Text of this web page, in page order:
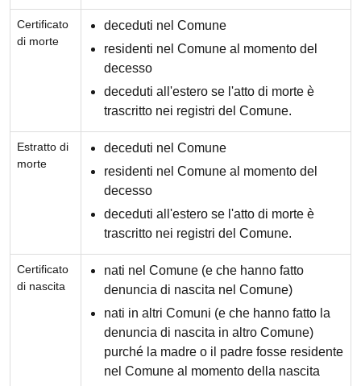
Certificato
di morte
deceduti nel Comune
residenti nel Comune al momento del
decesso
deceduti all'estero se l'atto di morte è
trascritto nei registri del Comune.
Estratto di
morte
deceduti nel Comune
residenti nel Comune al momento del
decesso
deceduti all'estero se l'atto di morte è
trascritto nei registri del Comune.
Certificato
di nascita
nati nel Comune (e che hanno fatto
denuncia di nascita nel Comune)
nati in altri Comuni (e che hanno fatto la
denuncia di nascita in altro Comune)
purché la madre o il padre fosse residente
nel Comune al momento della nascita